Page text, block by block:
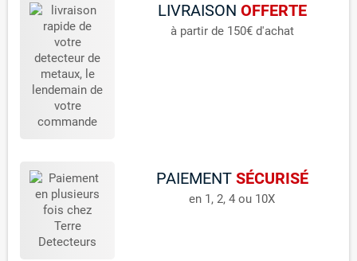
LIVRAISON OFFERTE
à partir de 150€ d'achat
PAIEMENT SÉCURISÉ
en 1, 2, 4 ou 10X